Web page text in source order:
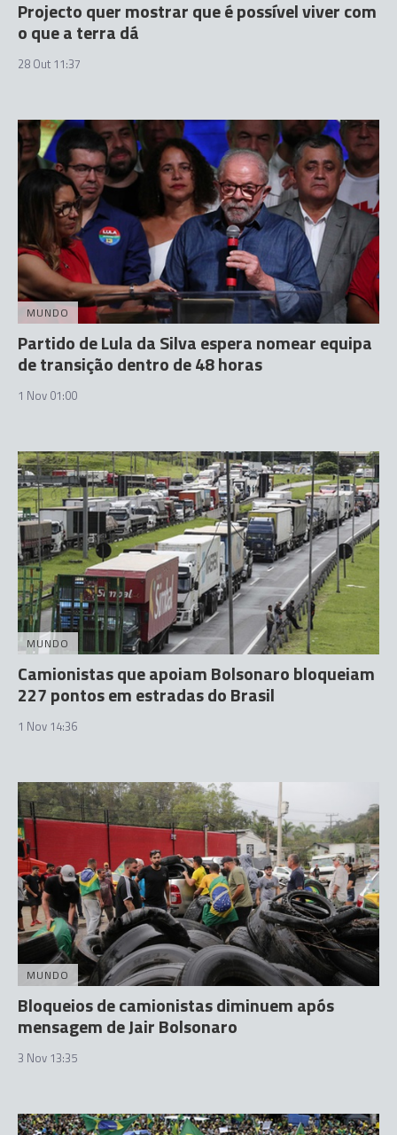
Projecto quer mostrar que é possível viver com
o que a terra dá
28 Out 11:37
MUNDO
Partido de Lula da Silva espera nomear equipa
de transição dentro de 48 horas
1 Nov 01:00
MUNDO
Camionistas que apoiam Bolsonaro bloqueiam
227 pontos em estradas do Brasil
1 Nov 14:36
MUNDO
Bloqueios de camionistas diminuem após
mensagem de Jair Bolsonaro
3 Nov 13:35